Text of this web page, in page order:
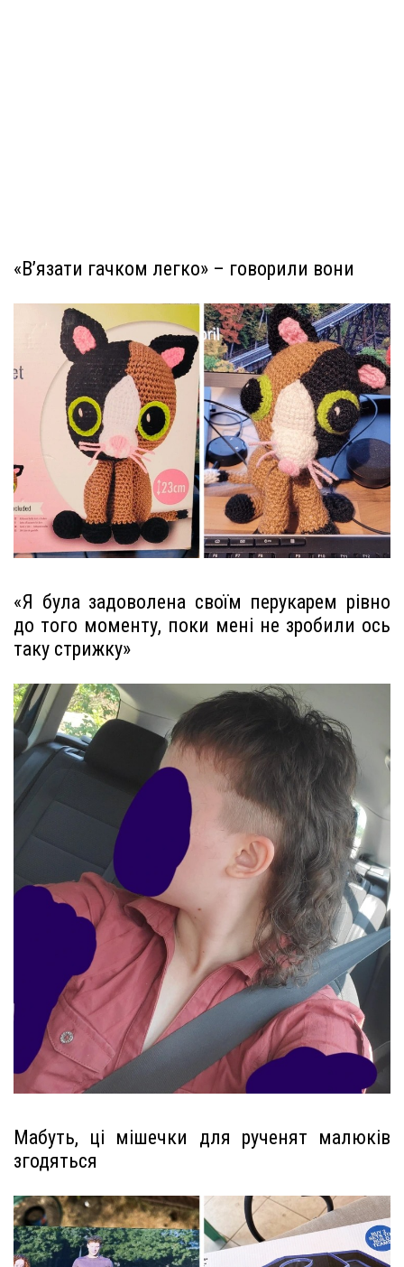
«В’язати гачком легко» – говорили вони
«Я була задоволена своїм перукарем рівно
до того моменту, поки мені не зробили ось
таку стрижку»
Мабуть, ці мішечки для рученят малюків
згодяться